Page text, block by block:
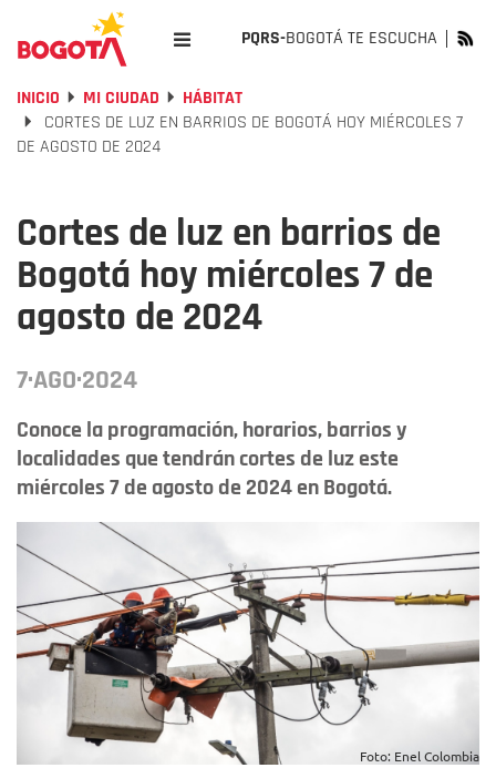
PQRS-BOGOTÁ TE ESCUCHA
INICIO MI CIUDAD
HÁBITAT
CORTES DE LUZ EN BARRIOS DE BOGOTÁ HOY MIÉRCOLES 7
DE AGOSTO DE 2024
Cortes de luz en barrios de
Bogotá hoy miércoles 7 de
agosto de 2024
7·AGO·2024
Conoce la programación, horarios, barrios y
localidades que tendrán cortes de luz este
miércoles 7 de agosto de 2024 en Bogotá.
Foto: Enel Colombia